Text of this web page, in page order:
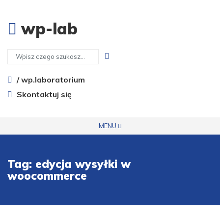
wp-lab
/ wp.laboratorium
Skontaktuj się
MENU
Tag: edycja wysyłki w
woocommerce